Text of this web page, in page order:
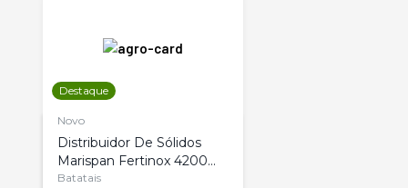
Destaque
Novo
Distribuidor De Sólidos
Marispan Fertinox 4200
Citrus
Batatais